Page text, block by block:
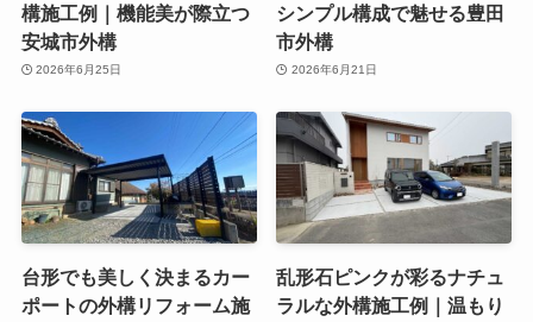
構施工例｜機能美が際立つ
安城市外構
2026年6月25日
シンプル構成で魅せる豊田
市外構
2026年6月21日
台形でも美しく決まるカー
ポートの外構リフォーム施
乱形石ピンクが彩るナチュ
ラルな外構施工例｜温もり